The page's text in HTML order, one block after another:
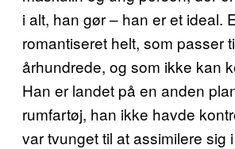
i alt, han gør – han er et ideal.
romantiseret helt, som passer
århundrede, og som ikke kan
Han er landet på en anden
rumfartøj, han ikke havde
var tvunget til at assimilere sig